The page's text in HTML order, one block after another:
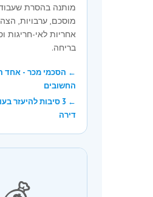
מותנה בהסרת
מוסכם, ערבויות,
אחריות לאי-חריגות
בריחה.
← הסכמי מכר - אחד
החשובים
← 3 סיבות להיעזר
דירה